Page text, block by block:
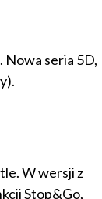
Nowa seria 5D,
W wersji z
Stop&Go,